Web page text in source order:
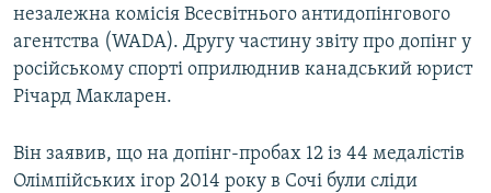
СПЕЦПРОЕКТИ
ДЕПОРТАЦІЯ
ВІДЕОУРОКИ «ELIFBE»
УКРАЇНСЬКА ПРОБЛЕМА КРИМУ
ЯК ОБІЙТИ БЛОКУВАННЯ
Русский
Qırımtatar
незалежна комісія Всесвітнього антидопінгового
агентства (WADA). Другу частину звіту про допінг у
російському спорті оприлюднив канадський юрист
Річард Макларен.
Він заявив, що на допінг-пробах 12 із 44 медалістів
Олімпійських ігор 2014 року в Сочі були сліди